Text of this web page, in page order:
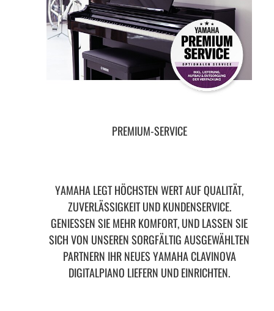
PREMIUM-SERVICE
YAMAHA LEGT HÖCHSTEN WERT AUF QUALITÄT,
ZUVERLÄSSIGKEIT UND KUNDENSERVICE.
GENIESSEN SIE MEHR KOMFORT, UND LASSEN SIE S
ICH VON UNSEREN SORGFÄLTIG AUSGEWÄHLTEN P
ARTNERN IHR NEUES YAMAHA CLAVINOVA D
IGITALPIANO LIEFERN UND EINRICHTEN.